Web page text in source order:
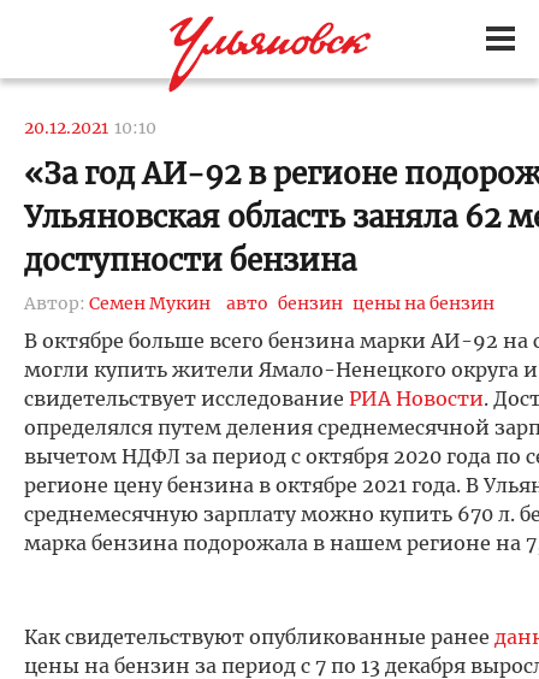
20.12.2021 10:10
«За год АИ-92 в регионе
Ульяновская область заняла 62
доступности бензина
Автор: Семен Мукин авто бензин цены на бензин
В октябре больше всего бензина марки АИ-92 на
могли купить жители Ямало-Ненецкого округа
свидетельствует исследование РИА Новости.
определялся путем деления среднемесячной
вычетом НДФЛ за период с октября 2020 года по
регионе цену бензина в октябре 2021 года. В
среднемесячную зарплату можно купить 670 л.
марка бензина подорожала в нашем регионе на
Как свидетельствуют опубликованные ранее
цены на бензин за период с 7 по 13 декабря